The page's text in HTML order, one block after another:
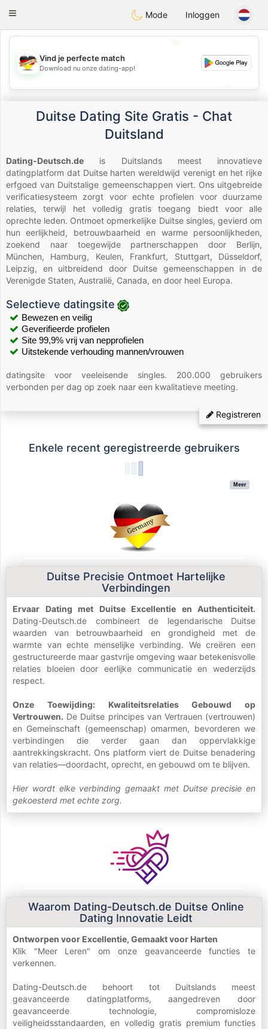
Deutsch Dating
Toggle
Mode Inloggen
💖
Vind je perfecte match
Download nu onze dating-app!
Duitse Dating Site Gratis - Chat
Duitsland
Dating-Deutsch.de is Duitslands meest innovatieve
datingplatform dat Duitse harten wereldwijd verenigt en het rijke
erfgoed van Duitstalige gemeenschappen viert. Ons uitgebreide
verificatiesysteem zorgt voor echte profielen voor duurzame
relaties, terwijl het volledig gratis toegang biedt voor alle
oprechte leden. Ontmoet opmerkelijke Duitse singles, gevierd om
hun eerlijkheid, betrouwbaarheid en warme persoonlijkheden,
zoekend naar toegewijde partnerschappen door Berlijn,
München, Hamburg, Keulen, Frankfurt, Stuttgart, Düsseldorf,
Leipzig, en uitbreidend door Duitse gemeenschappen in de
Verenigde Staten, Australië, Canada, en door heel Europa.
Selectieve datingsite
Bewezen en veilig
Geverifieerde profielen
Site 99,9% vrij van nepprofielen
Uitstekende verhouding mannen/vrouwen
datingsite voor veeleisende singles. 200.000 gebruikers
verbonden per dag op zoek naar een kwalitatieve meeting.
Registreren
Enkele recent geregistreerde gebruikers
Meer
Duitse Precisie Ontmoet Hartelijke
Verbindingen
Ervaar Dating met Duitse Excellentie en Authenticiteit.
Dating-Deutsch.de combineert de legendarische Duitse
waarden van betrouwbaarheid en grondigheid met de
warmte van echte menselijke verbinding. We creëren een
gestructureerde maar gastvrije omgeving waar betekenisvolle
relaties bloeien door eerlijke communicatie en wederzijds
respect.
Onze Toewijding: Kwaliteitsrelaties Gebouwd op
Vertrouwen. De Duitse principes van Vertrauen (vertrouwen)
en Gemeinschaft (gemeenschap) omarmen, bevorderen we
verbindingen die verder gaan dan oppervlakkige
aantrekkingskracht. Ons platform viert de Duitse benadering
van relaties—doordacht, oprecht, en gebouwd om te blijven.
Hier wordt elke verbinding gemaakt met Duitse precisie en
gekoesterd met echte zorg.
Waarom Dating-Deutsch.de Duitse Online
Dating Innovatie Leidt
Ontworpen voor Excellentie, Gemaakt voor Harten
Klik "Meer Leren" om onze geavanceerde functies te
verkennen.
Dating-Deutsch.de behoort tot Duitslands meest
geavanceerde datingplatforms, aangedreven door
geavanceerde technologie, compromisloze
veiligheidsstandaarden, en volledig gratis premium functies